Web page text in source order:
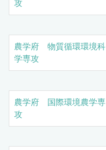
攻
農学府 物質循環環境科
学専攻
農学府 国際環境農学専
攻